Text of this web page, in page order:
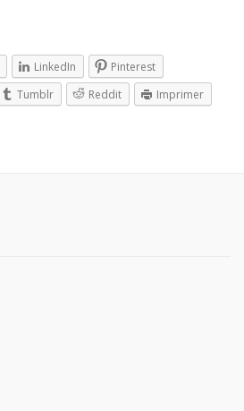
LinkedIn
Pinterest
Tumblr Reddit Imprimer